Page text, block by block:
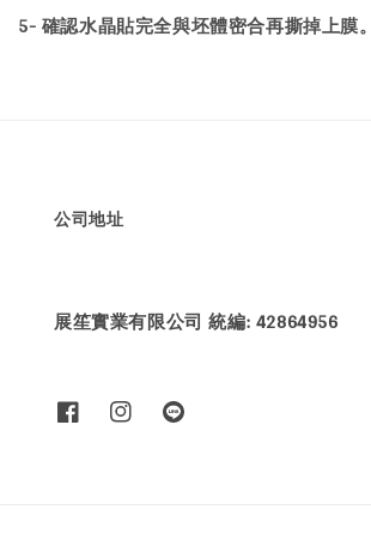
5- 確認水晶貼完全與坯體密合再撕掉上膜。
公司地址
展笙實業有限公司 統編: 42864956